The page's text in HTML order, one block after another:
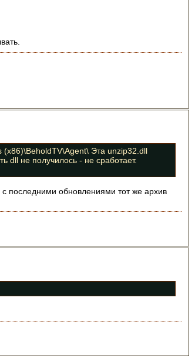
(x86)\BeholdTV\Agent\ Эта unzip32.dll
dll не получилось - не сработает.
последними обновлениями тот же архив